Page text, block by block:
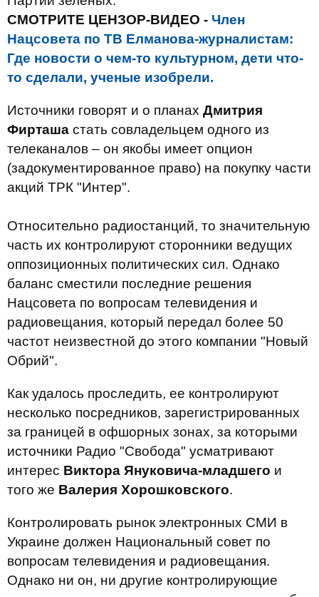
СМОТРИТЕ ЦЕНЗОР-ВИДЕО - Член
Нацсовета по ТВ Елманова-журналистам:
Где новости о чем-то культурном, дети что-
то сделали, ученые изобрели.
Источники говорят и о планах Дмитрия
Фирташа стать совладельцем одного из
телеканалов – он якобы имеет опцион
(задокументированное право) на покупку части
акций ТРК "Интер".
Относительно радиостанций, то значительную
часть их контролируют сторонники ведущих
оппозиционных политических сил. Однако
баланс сместили последние решения
Нацсовета по вопросам телевидения и
радиовещания, который передал более 50
частот неизвестной до этого компании "Новый
Обрий".
Как удалось проследить, ее контролируют
несколько посредников, зарегистрированных
за границей в офшорных зонах, за которыми
источники Радио "Свобода" усматривают
интерес Виктора Януковича-младшего и
того же Валерия Хорошковского.
Контролировать рынок электронных СМИ в
Украине должен Национальный совет по
вопросам телевидения и радиовещания.
Однако ни он, ни другие контролирующие